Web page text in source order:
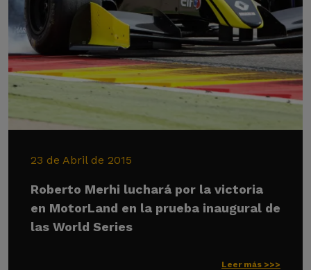
23 de Abril de 2015
Roberto Merhi luchará por la victoria
en MotorLand en la prueba inaugural de
las World Series
Leer más >>>